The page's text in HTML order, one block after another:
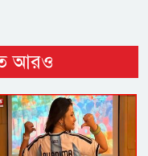
আরও